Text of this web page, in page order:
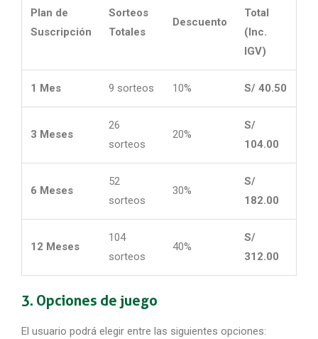
Plan de
Suscripción
Sorteos
Totales
Descuento
Total
(Inc.
IGV)
1 Mes 9 sorteos 10% S/ 40.50
3 Meses
26
sorteos
20%
S/
104.00
6 Meses
52
sorteos
30%
S/
182.00
12 Meses
104
sorteos
40%
S/
312.00
3. Opciones de juego
El usuario podrá elegir entre las siguientes opciones: